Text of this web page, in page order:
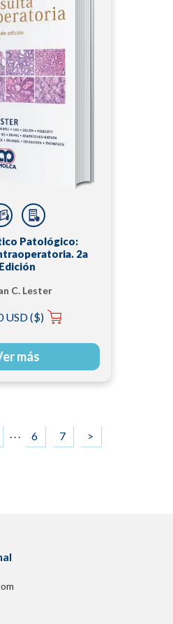
Patológico:
2a
Edición
C. Lester
USD ($)
más
. . . 6 7 >